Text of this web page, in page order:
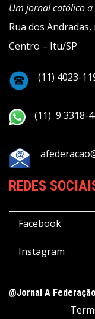
Um jornal católico
Rua dos Andradas,
Centro – Itu/SP
(11) 4023-
(11) 9 3318-
REDES
Facebook
Instagram
@Jornal A Federação